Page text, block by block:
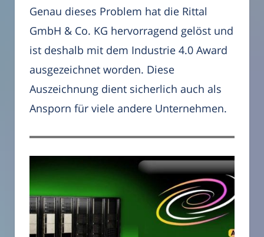
Genau dieses Problem hat die Rittal
GmbH & Co. KG hervorragend gelöst und
ist deshalb mit dem Industrie 4.0 Award
ausgezeichnet worden. Diese
Auszeichnung dient sicherlich auch als
Ansporn für viele andere Unternehmen.